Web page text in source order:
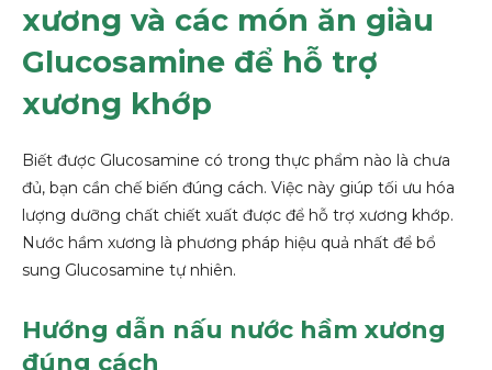
xương và các món ăn giàu
Glucosamine để hỗ trợ
xương khớp
Biết được Glucosamine có trong thực phẩm nào là chưa
đủ, bạn cần chế biến đúng cách. Việc này giúp tối ưu hóa
lượng dưỡng chất chiết xuất được để hỗ trợ xương khớp.
Nước hầm xương là phương pháp hiệu quả nhất để bổ
sung Glucosamine tự nhiên.
Hướng dẫn nấu nước hầm xương
đúng cách